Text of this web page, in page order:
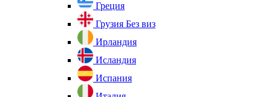
Греция
Грузия Без виз
Ирландия
Исландия
Испания